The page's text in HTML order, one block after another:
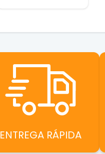
ENTREGA RÁPIDA